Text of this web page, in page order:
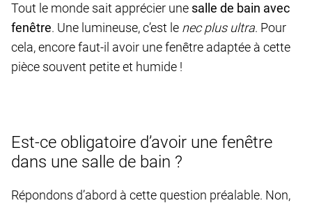
Tout le monde sait apprécier une salle de bain avec
fenêtre. Une lumineuse, c’est le nec plus ultra. Pour
cela, encore faut-il avoir une fenêtre adaptée à cette
pièce souvent petite et humide !
Est-ce obligatoire d’avoir une fenêtre
dans une salle de bain ?
Répondons d’abord à cette question préalable. Non,